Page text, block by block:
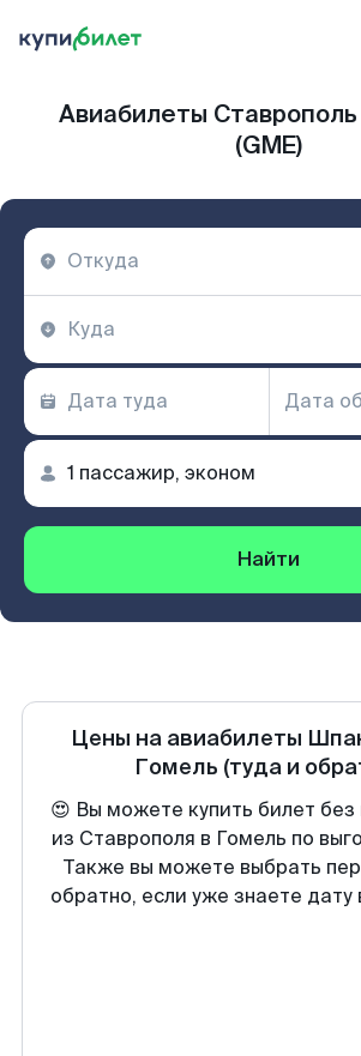
Авиабилеты
(GME)
Найти
Цены на авиабилеты
Гомель (туда и
😍 Вы можете купить билет без
из Ставрополя в Гомель по
Также вы можете выбрать
обратно, если уже знаете